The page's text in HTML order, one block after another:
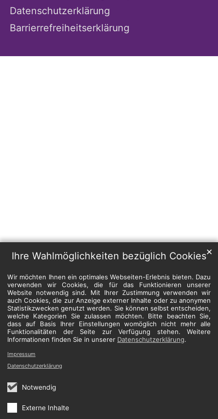
Ihre Wahlmöglichkeiten bezüglich Cookies
Wir möchten Ihnen ein optimales Webseiten-Erlebnis bieten. Dazu
verwenden wir Cookies, die für das Funktionieren unserer
Website notwendig sind. Mit Ihrer Zustimmung verwenden wir
auch Cookies, die zur Anzeige externer Inhalte oder zu anonymen
Statistikzwecken genutzt werden. Sie können selbst entscheiden,
welche Kategorien Sie zulassen möchten. Bitte beachten Sie,
dass auf Basis Ihrer Einstellungen womöglich nicht mehr alle
Funktionalitäten der Seite zur Verfügung stehen. Weitere
Informationen finden Sie in unserer Datenschutzerklärung.
Notwendig
Externe Inhalte
✕
Impressum
Datenschutzerklärung
Datenschutzerklärung
Barrierrefreiheitserklärung